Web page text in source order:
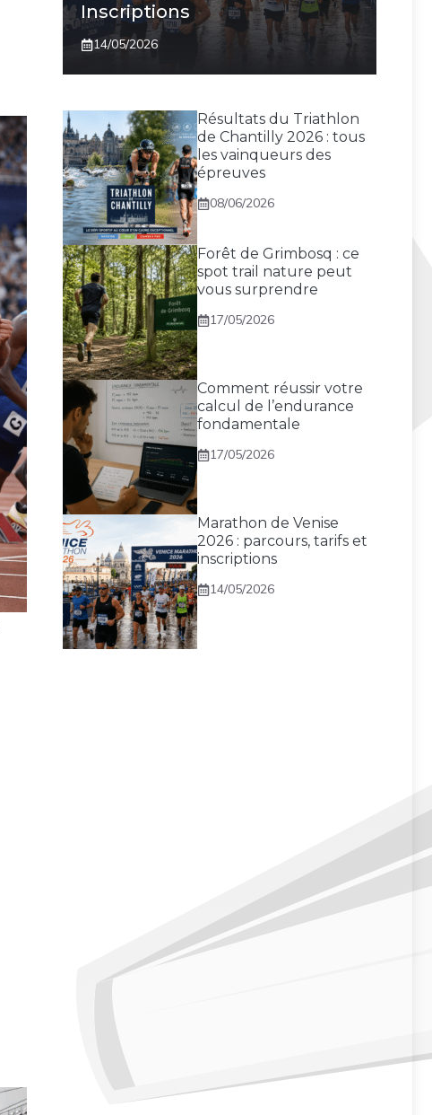
Inscriptions
14/05/2026
Résultats du Triathlon
de Chantilly 2026 : tous
les vainqueurs des
épreuves
08/06/2026
Forêt de Grimbosq : ce
spot trail nature peut
vous surprendre
17/05/2026
Comment réussir votre
calcul de l’endurance
fondamentale
17/05/2026
Marathon de Venise
2026 : parcours, tarifs et
inscriptions
14/05/2026